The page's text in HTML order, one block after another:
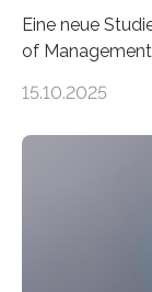
Eine neue
of
häufiger zu
Erfindungen
Forschung von
Organizational
Balázs
15.10.2025